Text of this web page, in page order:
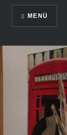
MENÜ